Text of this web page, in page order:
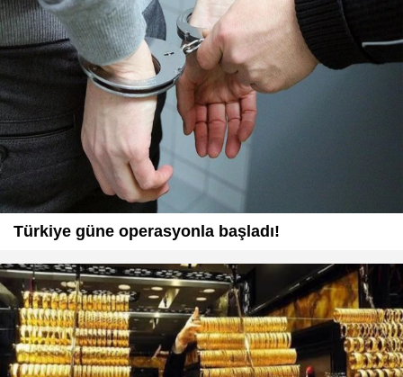
Türkiye güne operasyonla başladı!